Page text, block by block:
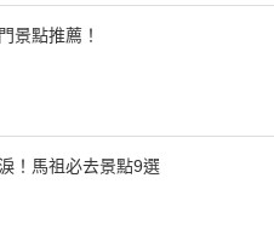
景點推薦！
！馬祖必去景點9選